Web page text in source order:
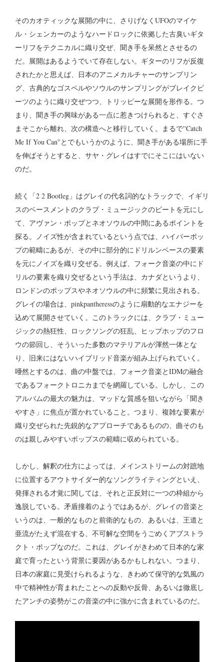
そのカオティックな展開の中に、さりげなくUFOのマイケ
ル・シェンカーのようなハードロックに依拠した古臭いギタ
ーリフをテクニカルに織り交ぜ、聞き手を呆然とさせるの
だ。展開はあるようでいて存在しない。ギターのリフが反復
されたかと思えば、日本のアニメカルチャーのサンプリン
グ、古典的なゴスペルやソウルのサンプリングがブレイクビ
ーツのように織り交ぜつつ、トリッピーな展開を形作る。つ
まり、聞き手の興味がある一点に惹きつけられると、すぐさ
まそこから離れ、次の構造へと移行していく。まるで''Catch
Me If You Can''とでもいうかのように、聞き手がある場所に手
を伸ばそうとすると、サヤ・グレイはすでにそこにはいない
のだ。
続く「2 2 Bootleg」はグレイの代名詞的なトラックで、イギリ
スのベースメントのクラブ・ミュージックのビートを元にし
て、アヴァン・ポップとネオソウルの中間にあるポイントを
探る。ノイズ性が含まれているという点では、ハイパーポッ
プの範疇にあるが、その中に部分的にドリルンベースの要素
を元にノイズを織り交ぜる。例えば、フォーク音楽の中にド
リルの要素を織り交ぜるという手法は、カナダというより、
ロンドンのポップスやネオソウルの中に頻繁に見出される。
グレイの場合は、pinkpantheressのように扇動的なエナジーを
込めて展開させていく。このトラックには、クラブ・ミュー
ジックの熱狂性、ロックソングの狂乱、ヒップホップのフロ
ウの節回し、そういった多数のマテリアルが渾然一体とな
り、旧来にはないハイブリッド音楽が組み上げられていく。
唖然とするのは、曲の中盤では、フォーク音楽とIDMの融合
であるフォークトロニカまでを網羅している。しかし、この
アルバムの最大の魅力は、マッドな質感を狙いながら「聞き
やすさ」に焦点が置かれていること。つまり、複雑な要素が
織り交ぜられた先鋭的なアプローチであるものの、曲そのも
のは親しみやすいポップスの範疇に収められている。
しかし、解釈の仕方によっては、メインストリームの対蹠地
に位置するアウトサイダー的なソングライティングといえ、
発揮される才覚に関しては、それと正反対に一つの枠組から
逸脱している。矛盾撞着のようではあるが、グレイの音楽と
いうのは、一般的なものと前衛的なもの、あるいは、王道と
亜流がたえず混在する、不可解な空間をうごめくアブストラ
クト・ポップなのだ。これは、グレイがきわめて日本的な家
庭で育ったという背景に要因があるかもしれない。つまり、
日本の家庭に見受けられるような、きわめて保守的な気風の
中で精神性が育まれたことへの反動や反骨、あるいは徹底し
たアンチの姿勢がこの音楽の中に強かに含まれているのだ。